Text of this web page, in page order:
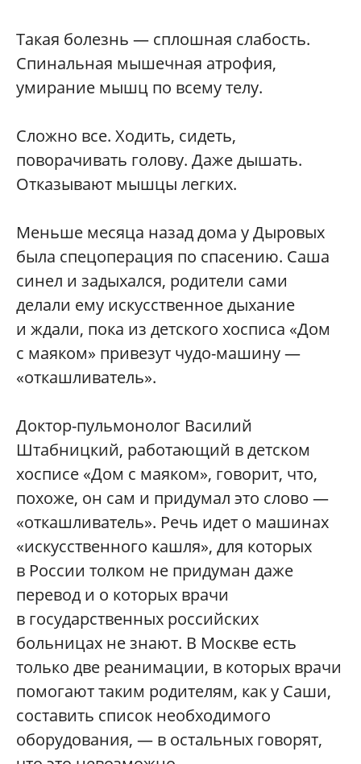
Такая болезнь — сплошная слабость.
Спинальная мышечная атрофия,
умирание мышц по всему телу.
Сложно все. Ходить, сидеть,
поворачивать голову. Даже дышать.
Отказывают мышцы легких.
Меньше месяца назад дома у Дыровых
была спецоперация по спасению. Саша
синел и задыхался, родители сами
делали ему искусственное дыхание
и ждали, пока из детского хосписа «Дом
с маяком» привезут чудо-машину —
«откашливатель».
Доктор-пульмонолог Василий
Штабницкий, работающий в детском
хосписе «Дом с маяком», говорит, что,
похоже, он сам и придумал это слово —
«откашливатель». Речь идет о машинах
«искусственного кашля», для которых
в России толком не придуман даже
перевод и о которых врачи
в государственных российских
больницах не знают. В Москве есть
только две реанимации, в которых врачи
помогают таким родителям, как у Саши,
составить список необходимого
оборудования, — в остальных говорят,